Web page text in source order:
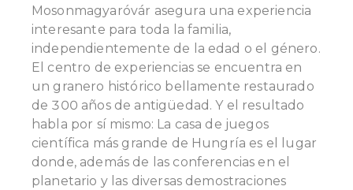
Mosonmagyaróvár asegura una experiencia
interesante para toda la familia,
independientemente de la edad o el género.
El centro de experiencias se encuentra en
un granero histórico bellamente restaurado
de 300 años de antigüedad. Y el resultado
habla por sí mismo: La casa de juegos
científica más grande de Hungría es el lugar
donde, además de las conferencias en el
planetario y las diversas demostraciones